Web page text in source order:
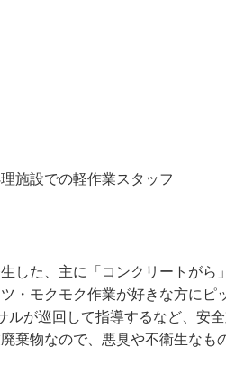
した、主に「コンクリートが
・モクモク作業が好きな方にピ
ルが巡回して指導するなど、安